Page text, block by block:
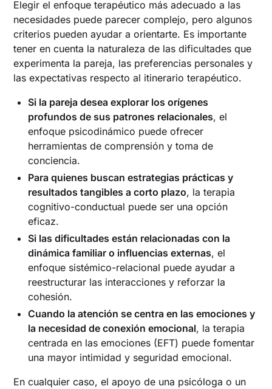
Elegir el enfoque terapéutico más adecuado a las
necesidades puede parecer complejo, pero algunos
criterios pueden ayudar a orientarte. Es importante
tener en cuenta la naturaleza de las dificultades que
experimenta la pareja, las preferencias personales y
las expectativas respecto al itinerario terapéutico.
Si la pareja desea explorar los orígenes
profundos de sus patrones relacionales, el
enfoque psicodinámico puede ofrecer
herramientas de comprensión y toma de
conciencia.
Para quienes buscan estrategias prácticas y
resultados tangibles a corto plazo, la terapia
cognitivo-conductual puede ser una opción
eficaz.
Si las dificultades están relacionadas con la
dinámica familiar o influencias externas, el
enfoque sistémico-relacional puede ayudar a
reestructurar las interacciones y reforzar la
cohesión.
Cuando la atención se centra en las emociones y
la necesidad de conexión emocional, la terapia
centrada en las emociones (EFT) puede fomentar
una mayor intimidad y seguridad emocional.
En cualquier caso, el apoyo de una psicóloga o un